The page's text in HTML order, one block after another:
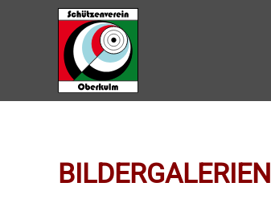
Zum Hauptinhalt springen
BILDERGALERIEN